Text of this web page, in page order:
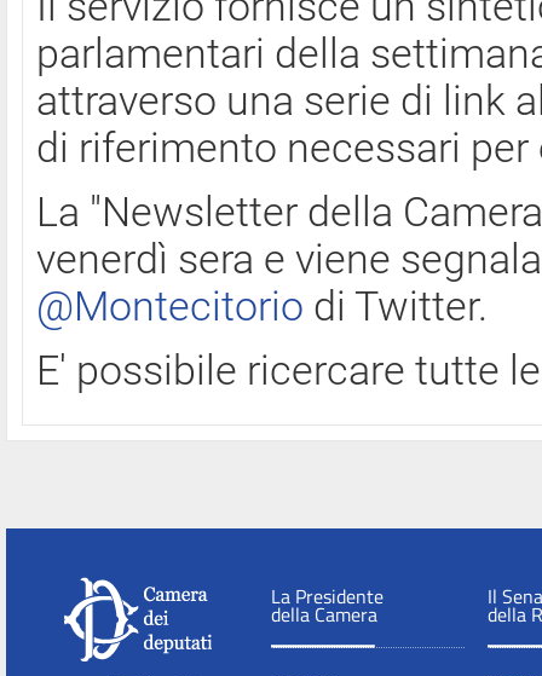
parlamentari della
attraverso una serie di link
di riferimento necessari
La "Newsletter della
venerdì sera e viene
@Montecitorio di Twitter.
E' possibile ricercare tutte
La Presidente
della Camera
Il
della